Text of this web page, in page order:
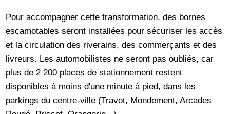
Pour accompagner cette transformation, des bornes
escamotables seront installées pour sécuriser les accès
et la circulation des riverains, des commerçants et des
livreurs. Les automobilistes ne seront pas oubliés, car
plus de 2 200 places de stationnement restent
disponibles à moins d'une minute à pied, dans les
parkings du centre-ville (Travot, Mondement, Arcades